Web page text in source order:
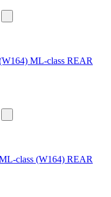
ML-class REAR
class (W164) REAR